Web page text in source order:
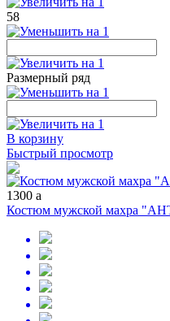
58
Размерный ряд
В корзину
Быстрый просмотр
1300 a
Костюм мужской махра